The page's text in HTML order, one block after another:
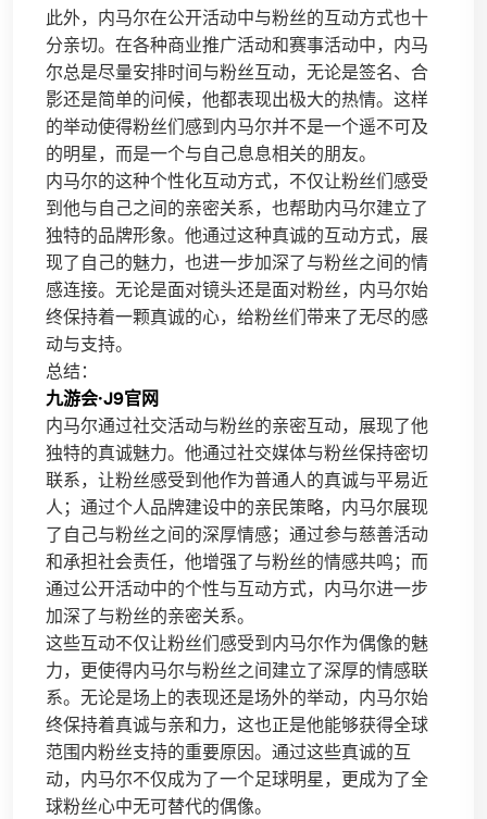
此外，内马尔在公开活动中与粉丝的互动方式也十
分亲切。在各种商业推广活动和赛事活动中，内马
尔总是尽量安排时间与粉丝互动，无论是签名、合
影还是简单的问候，他都表现出极大的热情。这样
的举动使得粉丝们感到内马尔并不是一个遥不可及
的明星，而是一个与自己息息相关的朋友。
内马尔的这种个性化互动方式，不仅让粉丝们感受
到他与自己之间的亲密关系，也帮助内马尔建立了
独特的品牌形象。他通过这种真诚的互动方式，展
现了自己的魅力，也进一步加深了与粉丝之间的情
感连接。无论是面对镜头还是面对粉丝，内马尔始
终保持着一颗真诚的心，给粉丝们带来了无尽的感
动与支持。
总结：
九游会·J9官网
内马尔通过社交活动与粉丝的亲密互动，展现了他
独特的真诚魅力。他通过社交媒体与粉丝保持密切
联系，让粉丝感受到他作为普通人的真诚与平易近
人；通过个人品牌建设中的亲民策略，内马尔展现
了自己与粉丝之间的深厚情感；通过参与慈善活动
和承担社会责任，他增强了与粉丝的情感共鸣；而
通过公开活动中的个性与互动方式，内马尔进一步
加深了与粉丝的亲密关系。
这些互动不仅让粉丝们感受到内马尔作为偶像的魅
力，更使得内马尔与粉丝之间建立了深厚的情感联
系。无论是场上的表现还是场外的举动，内马尔始
终保持着真诚与亲和力，这也正是他能够获得全球
范围内粉丝支持的重要原因。通过这些真诚的互
动，内马尔不仅成为了一个足球明星，更成为了全
球粉丝心中无可替代的偶像。